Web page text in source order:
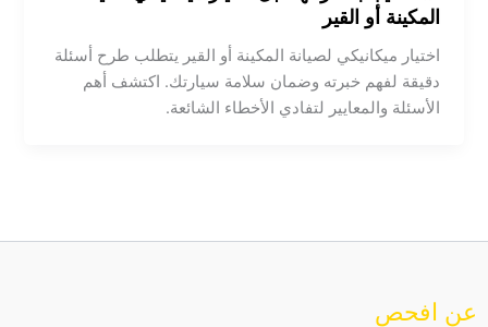
المكينة أو القير
اختيار ميكانيكي لصيانة المكينة أو القير يتطلب طرح أسئلة
دقيقة لفهم خبرته وضمان سلامة سيارتك. اكتشف أهم
الأسئلة والمعايير لتفادي الأخطاء الشائعة.
عن افحص